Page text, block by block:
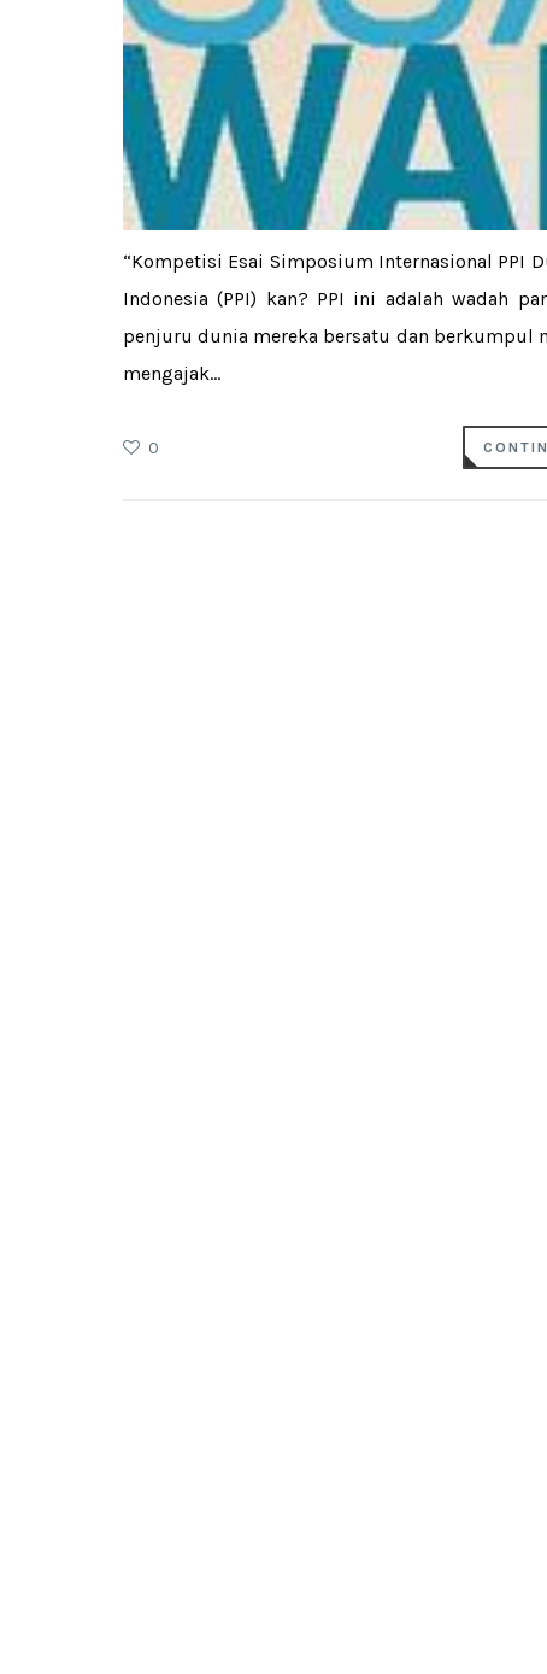
“Kompetisi Esai Simposium Internasional PPI
Indonesia (PPI) kan? PPI ini adalah wadah
penjuru dunia mereka bersatu dan berkumpul
mengajak...
0